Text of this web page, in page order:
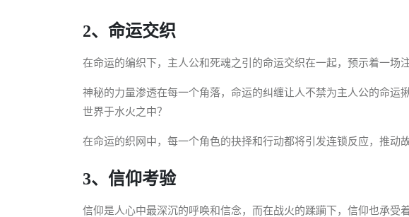
2、命运交织
在命运的编织下，主人公和死魂之引的命运交织在一起，预示着一场
神秘的力量渗透在每一个角落，命运的纠缠让人不禁为主人公的命运
世界于水火之中？
在命运的织网中，每一个角色的抉择和行动都将引发连锁反应，推动
3、信仰考验
信仰是人心中最深沉的呼唤和信念，而在战火的蹂躏下，信仰也承受